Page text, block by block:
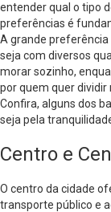
entender qual o tipo
preferências é
A grande
seja com diversos
morar sozinho,
por quem quer dividir
Confira, alguns dos
seja pela
Centro e
O centro da cidade
transporte público e